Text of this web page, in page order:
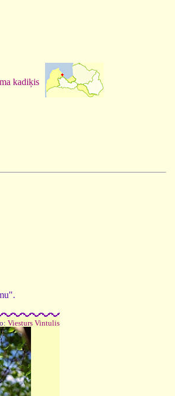
kadiķis
Viesturs Vintulis